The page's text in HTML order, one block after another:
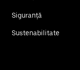
Siguranță
Sustenabilitate